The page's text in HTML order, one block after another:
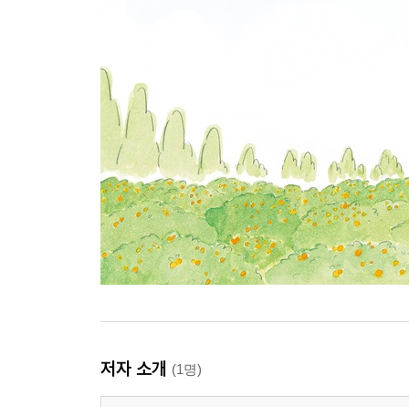
저자 소개 (1명)